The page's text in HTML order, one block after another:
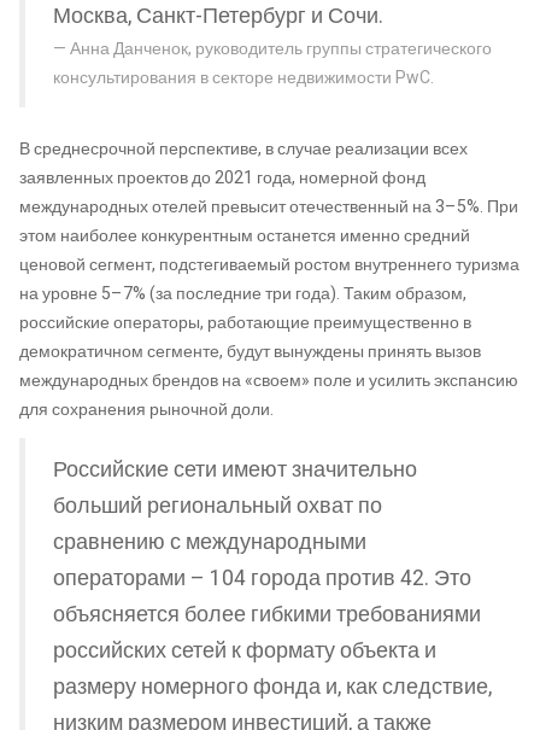
Москва, Санкт-Петербург и Сочи.
Анна Данченок, руководитель группы стратегического
консультирования в секторе недвижимости PwC.
В среднесрочной перспективе, в случае реализации всех
заявленных проектов до 2021 года, номерной фонд
международных отелей превысит отечественный на 3–5%. При
этом наиболее конкурентным останется именно средний
ценовой сегмент, подстегиваемый ростом внутреннего туризма
на уровне 5–7% (за последние три года). Таким образом,
российские операторы, работающие преимущественно в
демократичном сегменте, будут вынуждены принять вызов
международных брендов на «своем» поле и усилить экспансию
для сохранения рыночной доли.
Российские сети имеют значительно
больший региональный охват по
сравнению с международными
операторами – 104 города против 42. Это
объясняется более гибкими требованиями
российских сетей к формату объекта и
размеру номерного фонда и, как следствие,
низким размером инвестиций, а также